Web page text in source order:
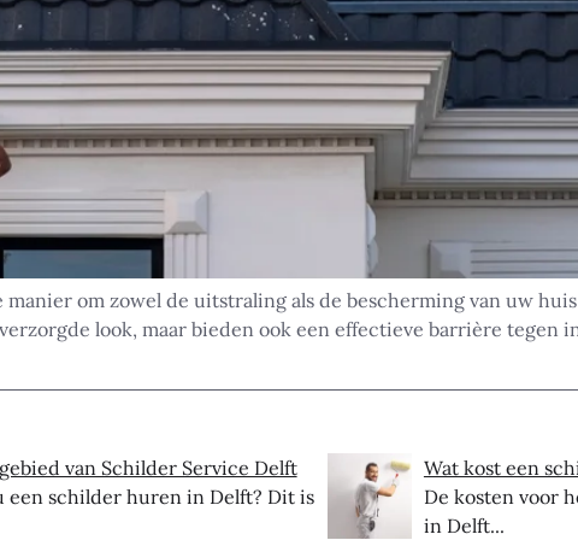
om zowel de uitstraling als de bescherming van uw
look, maar bieden ook een effectieve barrière tegen
van Schilder Service Delft
een schilder huren in Delft? Dit is
Wat kost een
De kosten voor
in Delft...